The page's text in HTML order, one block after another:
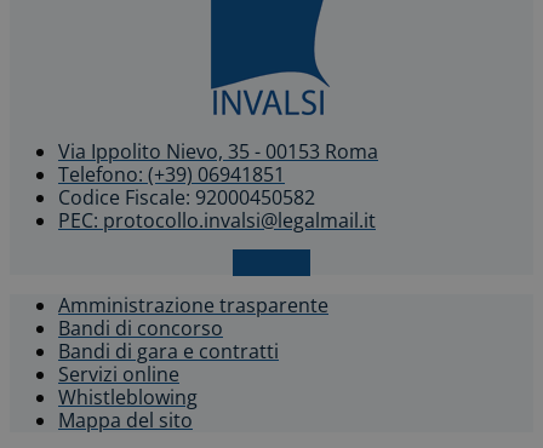
Via Ippolito Nievo, 35 - 00153 Roma
Telefono: (+39) 06941851
Codice Fiscale: 92000450582
PEC: protocollo.invalsi@legalmail.it
Amministrazione trasparente
Bandi di concorso
Bandi di gara e contratti
Servizi online
Whistleblowing​
Mappa del sito